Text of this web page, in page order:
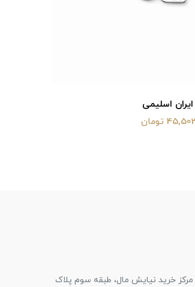
اسلیمی
تومان
مرکز خرید نیایش مال، طبقه سوم پلاک